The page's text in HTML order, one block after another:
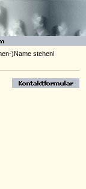
)Name stehen!